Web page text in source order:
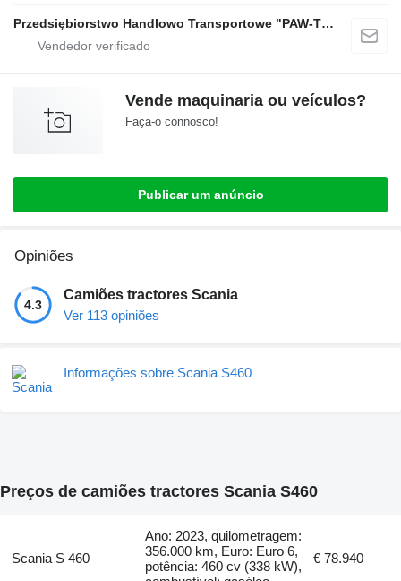
Przedsiębiorstwo Handlowo Transportowe "PAW-TRANS"
Vende maquinaria ou veículos?
Faça-o connosco!
Publicar um anúncio
Opiniões
4.3
Camiões tractores Scania
Ver 113 opiniões
Informações sobre Scania S460
Preços de camiões tractores Scania S460
Scania S 460
Ano: 2023, quilometragem:
356.000 km, Euro: Euro 6,
potência: 460 cv (338 kW),
€ 78.940